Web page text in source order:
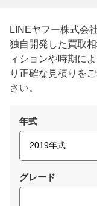
LINEヤフー株式会
独自開発した買取
ィションや時期に
り正確な見積りを
さい。
年式
グレード